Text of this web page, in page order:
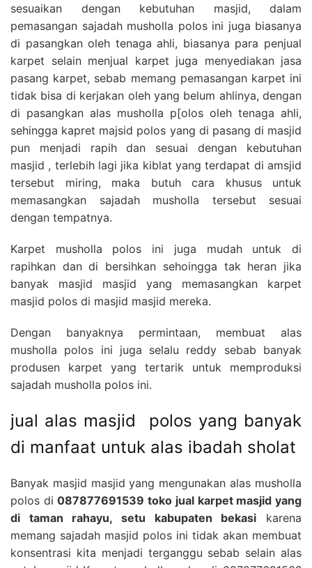
sesuaikan dengan kebutuhan masjid, dalam
pemasangan sajadah musholla polos ini juga biasanya
di pasangkan oleh tenaga ahli, biasanya para penjual
karpet selain menjual karpet juga menyediakan jasa
pasang karpet, sebab memang pemasangan karpet ini
tidak bisa di kerjakan oleh yang belum ahlinya, dengan
di pasangkan alas musholla p[olos oleh tenaga ahli,
sehingga kapret majsid polos yang di pasang di masjid
pun menjadi rapih dan sesuai dengan kebutuhan
masjid , terlebih lagi jika kiblat yang terdapat di amsjid
tersebut miring, maka butuh cara khusus untuk
memasangkan sajadah musholla tersebut sesuai
dengan tempatnya.
Karpet musholla polos ini juga mudah untuk di
rapihkan dan di bersihkan sehoingga tak heran jika
banyak masjid masjid yang memasangkan karpet
masjid polos di masjid masjid mereka.
Dengan banyaknya permintaan, membuat alas
musholla polos ini juga selalu reddy sebab banyak
produsen karpet yang tertarik untuk memproduksi
sajadah musholla polos ini.
jual alas masjid polos yang banyak
di manfaat untuk alas ibadah sholat
Banyak masjid masjid yang mengunakan alas musholla
polos di087877691539 toko jual karpet masjid yang
di taman rahayu, setu kabupaten bekasi karena
memang sajadah masjid polos ini tidak akan membuat
konsentrasi kita menjadi terganggu sebab selain alas